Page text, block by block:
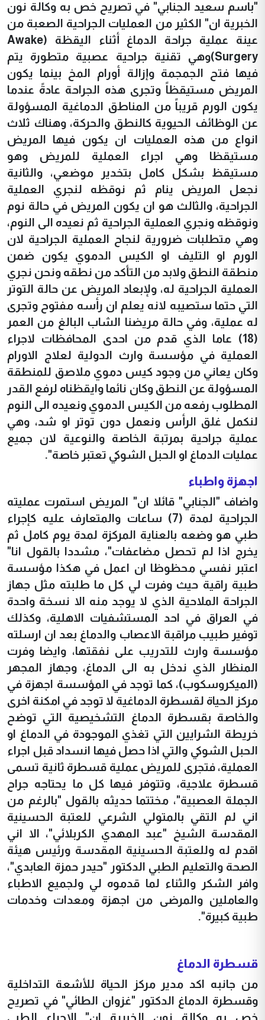
"باسم سعيد الجنابي" في تصريح خص به وكالة نون
الخبرية ان" الكثير من العمليات الجراحية الصعبة من
عينة عملية جراحة الدماغ أثناء اليقظة (Awake
Surgery)وهي تقنية جراحية عصبية متطورة يتم
فيها فتح الجمجمة وإزالة أورام المخ بينما يكون
المريض مستيقظاً وتجرى هذه الجراحة عادةً عندما
يكون الورم قريباً من المناطق الدماغية المسؤولة
عن الوظائف الحيوية كالنطق والحركة، وهناك ثلاث
انواع من هذه العمليات ان يكون فيها المريض
مستيقظا وهي اجراء العملية للمريض وهو
مستيقظ بشكل كامل بتخدير موضعي، والثانية
نجعل المريض ينام ثم نوقظه لنجري العملية
الجراحية، والثالث هو ان يكون المريض في حالة نوم
ونوقظه ونجري العملية الجراحية ثم نعيده الى النوم،
وهي متطلبات ضرورية لنجاح العملية الجراحية لان
الورم او التليف او الكيس الدموي يكون ضمن
منطقة النطق ولابد من التأكد من نطقه ونحن نجري
العملية الجراحية له، ولإبعاد المريض عن حالة التوتر
التي حتما ستصيبه لانه يعلم ان رأسه مفتوح وتجرى
له عملية، وفي حالة مريضنا الشاب البالغ من العمر
(18) عاما الذي قدم من احدى المحافظات لاجراء
العملية في مؤسسة وارث الدولية لعلاج الاورام
وكان يعاني من وجود كيس دموي ملاصق للمنطقة
المسؤولة عن النطق وكان نائما وايقظناه لرفع القدر
المطلوب رفعه من الكيس الدموي ونعيده الى النوم
لنكمل غلق الرأس ونعمل دون توتر او شد، وهي
عملية جراحية بمرتبة الخاصة والنوعية لان جميع
عمليات الدماغ او الحبل الشوكي تعتبر خاصة".
اجهزة واطباء
واضاف "الجنابي" قائلا ان" المريض استمرت عمليته
الجراحية لمدة (7) ساعات والمتعارف عليه كإجراء
طبي هو وضعه بالعناية المركزة لمدة يوم كامل ثم
يخرج اذا لم تحصل مضاعفات"، مشددا بالقول انا"
اعتبر نفسي محظوظا ان اعمل في هكذا مؤسسة
طبية راقية حيث وفرت لي كل ما طلبته مثل جهاز
الجراحة الملاحية الذي لا يوجد منه الا نسخة واحدة
في العراق في احد المستشفيات الاهلية، وكذلك
توفير طبيب مراقبة الاعصاب والدماغ بعد ان ارسلته
مؤسسة وارث للتدريب على نفقتها، وايضا وفرت
المنظار الذي ندخل به الى الدماغ، وجهاز المجهر
(الميكروسكوب)، كما توجد في المؤسسة اجهزة في
مركز الحياة لقسطرة الدماغية لا توجد في امكنة اخرى
والخاصة بقسطرة الدماغ التشخيصية التي توضح
خريطة الشرايين التي تغذي الموجودة في الدماغ او
الحبل الشوكي والتي اذا حصل فيها انسداد قبل اجراء
العملية، فتجرى للمريض عملية قسطرة ثانية تسمى
قسطرة علاجية، وتتوفر فيها كل ما يحتاجه جراح
الجملة العصبية"، مختتما حديثه بالقول "بالرغم من
اني لم التقي بالمتولي الشرعي للعتبة الحسينية
المقدسة الشيخ "عبد المهدي الكربلائي"، الا اني
اقدم له وللعتبة الحسينية المقدسة ورئيس هيئة
الصحة والتعليم الطبي الدكتور "حيدر حمزة العابدي"،
وافر الشكر والثناء لما قدموه لي ولجميع الاطباء
والعاملين والمرضى من اجهزة ومعدات وخدمات
طبية كبيرة".
قسطرة الدماغ
من جانبه اكد مدير مركز الحياة للأشعة التداخلية
وقسطرة الدماغ الدكتور "غزوان الطائي" في تصريح
خص به وكالة نون الخبرية ان" الاجراء الطبي